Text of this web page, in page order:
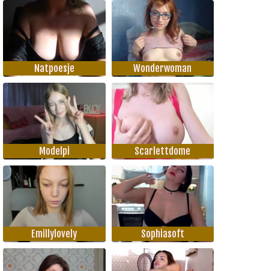
Natpoesje Wonderwoman
Modelpi Scarlettdome
Emillylovely Sophiasoft